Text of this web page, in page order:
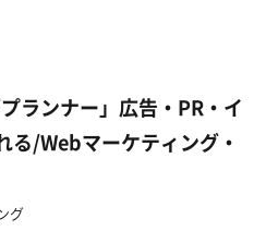
ランナー」広告・PR・イ
る/Webマーケティング・
グ